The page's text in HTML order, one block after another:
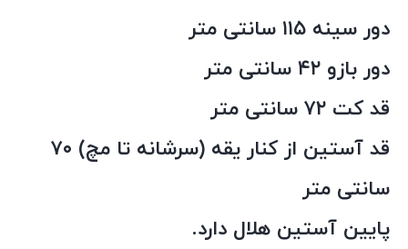
دور سینه ۱۱۵ سانتی متر
دور بازو ۴۲ سانتی متر
قد کت ۷۲ سانتی متر
قد آستین از کنار یقه (سرشانه تا مچ) ۷۰
سانتی متر
پایین آستین هلال دارد.